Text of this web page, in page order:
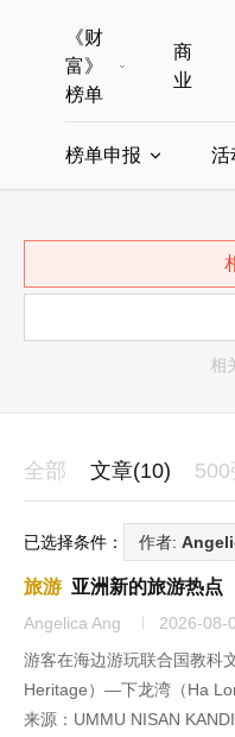
《财
富》
榜单
全部榜单
中国最具影响力
商
业
榜单申报 活
相
全部 文章(10) 500
已选择条件： 作者:
旅游 亚洲新的旅游热点
Angelica Ang 2026-08-
游客在海边游玩联合国教科
Heritage）—下龙湾（Ha
来源：UMMU NISAN